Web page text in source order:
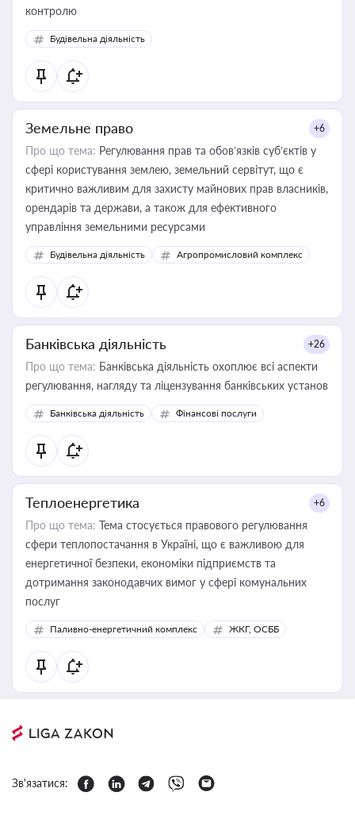
контролю
Будівельна діяльність
Земельне право +6
Про що тема: Регулювання прав та обов’язків суб’єктів у
сфері користування землею, земельний сервітут, що є
критично важливим для захисту майнових прав власників,
орендарів та держави, а також для ефективного
управління земельними ресурсами
Будівельна діяльність Агропромисловий комплекс
Банківська діяльність +26
Про що тема: Банківська діяльність охоплює всі аспекти
регулювання, нагляду та ліцензування банківських установ
Банківська діяльність Фінансові послуги
Теплоенергетика +6
Про що тема: Тема стосується правового регулювання
сфери теплопостачання в Україні, що є важливою для
енергетичної безпеки, економіки підприємств та
дотримання законодавчих вимог у сфері комунальних
послуг
Паливно-енергетичний комплекс ЖКГ, ОСББ
Зв'язатися: